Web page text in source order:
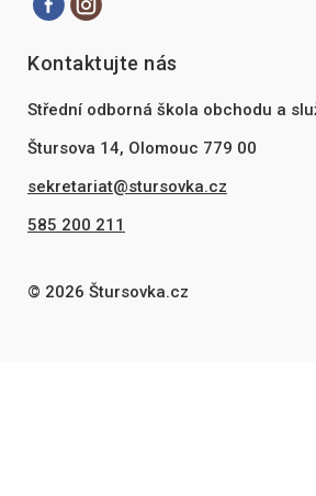
Kontaktujte nás
Střední odborná škola obchodu a
Štursova 14, Olomouc 779 00
sekretariat@stursovka.cz
585 200 211
© 2026 Štursovka.cz